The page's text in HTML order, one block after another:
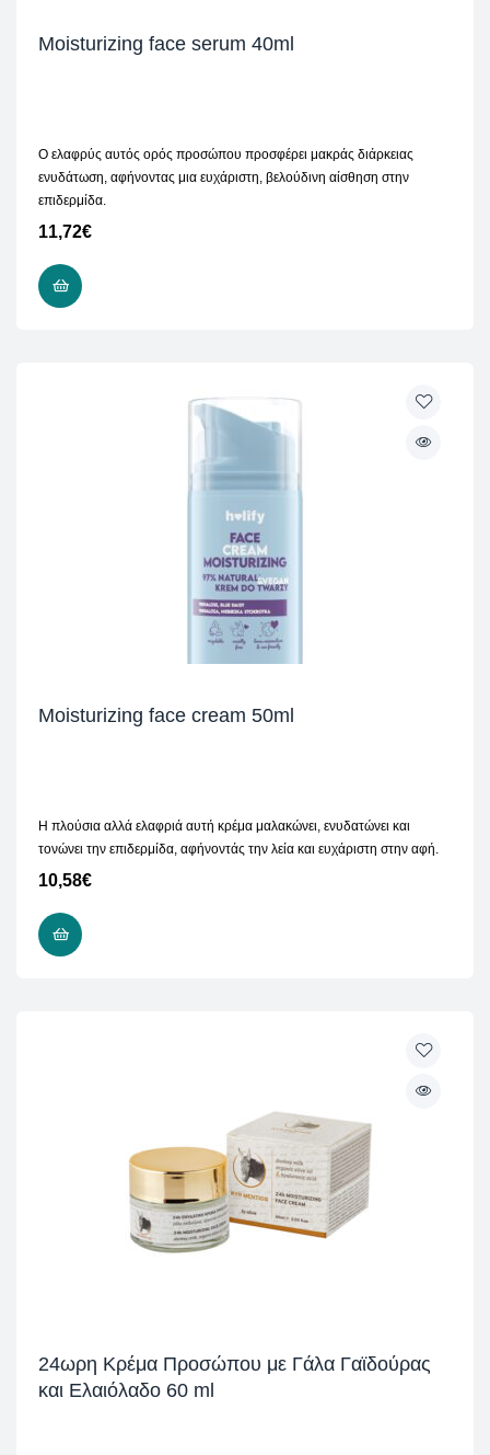
Moisturizing face serum 40ml
Ο ελαφρύς αυτός ορός προσώπου προσφέρει μακράς διάρκειας
ενυδάτωση, αφήνοντας μια ευχάριστη, βελούδινη αίσθηση στην
επιδερμίδα.
11,72€
Moisturizing face cream 50ml
Η πλούσια αλλά ελαφριά αυτή κρέμα μαλακώνει, ενυδατώνει και
τονώνει την επιδερμίδα, αφήνοντάς την λεία και ευχάριστη στην αφή.
10,58€
24ωρη Κρέμα Προσώπου με Γάλα Γαϊδούρας
και Ελαιόλαδο 60 ml